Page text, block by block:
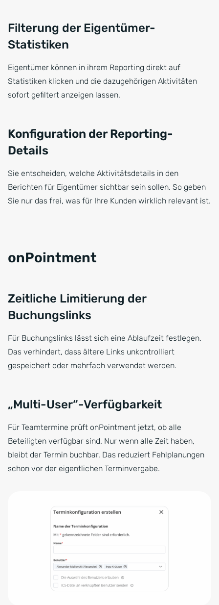
Filterung der Eigentümer-
Statistiken
Eigentümer können in ihrem Reporting direkt auf
Statistiken klicken und die dazugehörigen Aktivitäten
sofort gefiltert anzeigen lassen.
Konfiguration der Reporting-
Details
Sie entscheiden, welche Aktivitätsdetails in den
Berichten für Eigentümer sichtbar sein sollen. So geben
Sie nur das frei, was für Ihre Kunden wirklich relevant ist.
onPointment
Zeitliche Limitierung der
Buchungslinks
Für Buchungslinks lässt sich eine Ablaufzeit festlegen.
Das verhindert, dass ältere Links unkontrolliert
gespeichert oder mehrfach verwendet werden.
„Multi-User“-Verfügbarkeit
Für Teamtermine prüft onPointment jetzt, ob alle
Beteiligten verfügbar sind. Nur wenn alle Zeit haben,
bleibt der Termin buchbar. Das reduziert Fehlplanungen
schon vor der eigentlichen Terminvergabe.